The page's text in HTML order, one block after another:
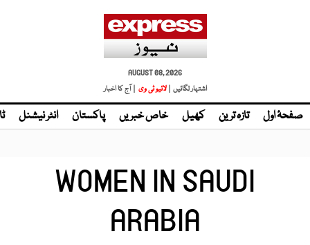
AUGUST 08, 2026
اشتہار لگائیں | لائیو ٹی وی | آج کا اخبار
صفحۂ اول تازہ ترین کھیل خاص خبریں پاکستان انٹر نیشنل
WOMEN IN SAUDI
ARABIA